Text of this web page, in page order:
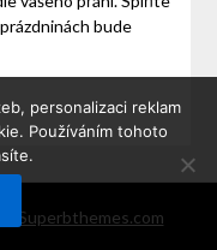
bude
Superbthemes.com
personalizaci reklam
Používáním tohoto